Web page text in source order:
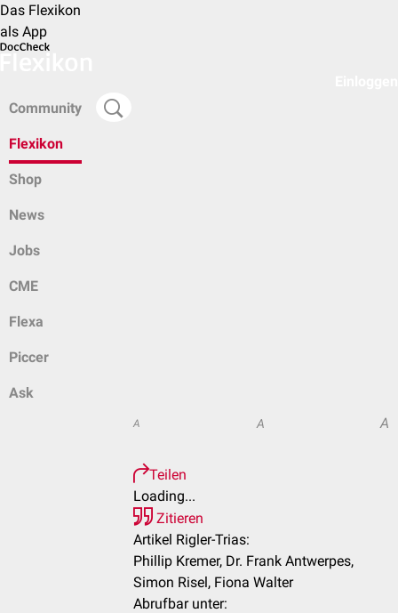
Das Flexikon
als App
Community
Flexikon
Shop
News
Jobs
CME
Flexa
Piccer
Ask
A A A
Teilen
Loading...
Zitieren
Artikel Rigler-Trias:
Phillip Kremer, Dr. Frank Antwerpes,
Simon Risel, Fiona Walter
Abrufbar unter: